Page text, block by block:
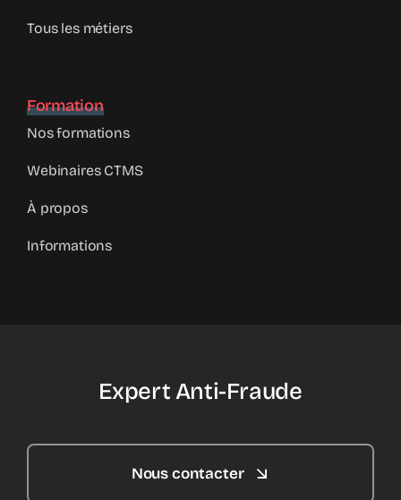
Tous les métiers
Formation
Nos formations
Webinaires CTMS
À propos
Informations
Expert Anti-Fraude
Nous contacter